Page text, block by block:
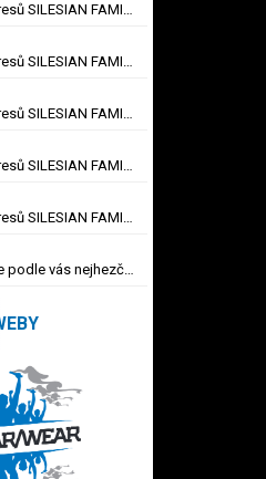
Dražba hráčských dresů SILESIAN FAMILY - #6
Dražba hráčských dresů SILESIAN FAMILY - #21 Jiří KLÍMA
Dražba hráčských dresů SILESIAN FAMILY - #19 Dyjan Carlos de AZEVEDO
Dražba hráčských dresů SILESIAN FAMILY - #5 Adam JÁNOŠ
Dražba hráčských dresů SILESIAN FAMILY - #1 Viktor BUDÍNSKÝ
Která vlajka Baníku je podle vás nejhezčí ?